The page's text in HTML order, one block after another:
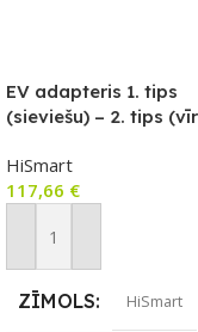
EV adapteris 1. tips
(sieviešu) – 2. tips
HiSmart
117,66 €
Pievienot Grozam
ZĪMOLS HiSmart